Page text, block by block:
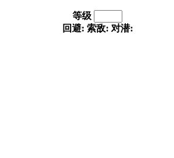
等级
回避: 索敌: 对潜: